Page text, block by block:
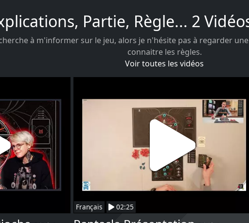
Partie, Règle... 2
à m'informer sur le jeu, alors je n'hésite pas à regarder
connaitre les règles.
Voir toutes les vidéos
Français 02:25